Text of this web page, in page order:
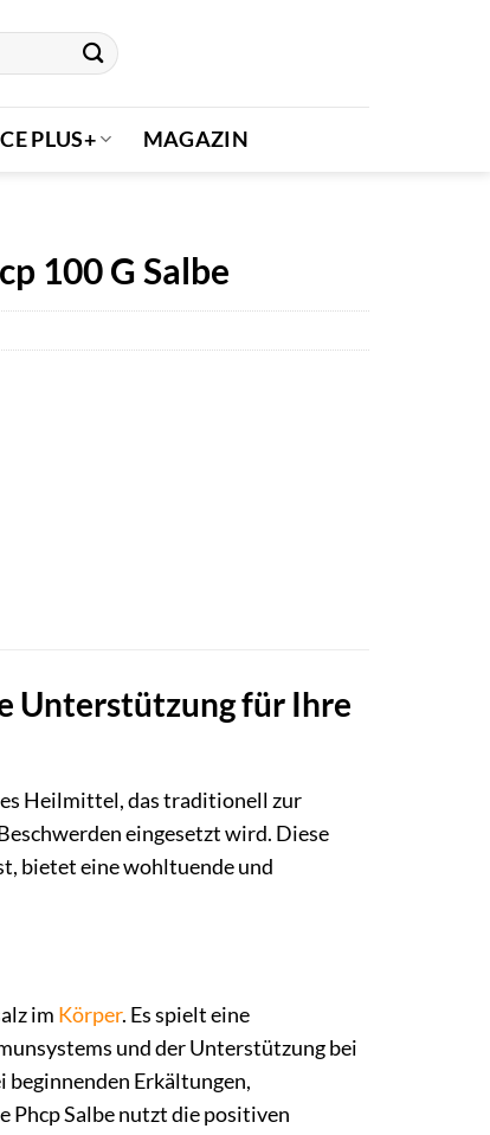
PLUS+ MAGAZIN
100 G Salbe
Unterstützung für Ihre
Heilmittel, das traditionell zur
eingesetzt wird. Diese
bietet eine wohltuende und
im Körper. Es spielt eine
und der Unterstützung bei
beginnenden Erkältungen,
Phcp Salbe nutzt die positiven